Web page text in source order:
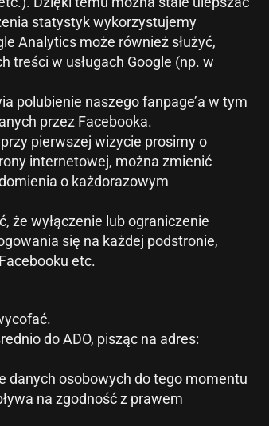
statystyk wykorzystujemy
Analytics może również służyć,
w usługach Google (np. w
polubienie naszego fanpage’a w tym
przez Facebooka.
pierwszej wizycie prosimy o
internetowej, można zmienić
o każdorazowym
że wyłączenie lub ograniczenie
się na każdej podstronie,
etc.
do ADO, pisząc na adres:
danych osobowych do tego momentu
na zgodność z prawem